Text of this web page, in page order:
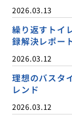
2026.03.13
繰り返すトイ
録解決レポー
2026.03.12
理想のバスタ
レンド
2026.03.12